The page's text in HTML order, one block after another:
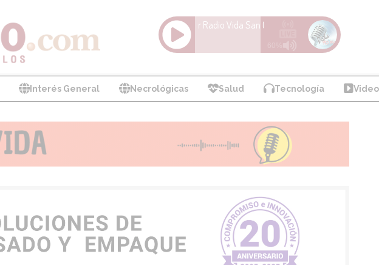
Interés General Necrológicas Salud Tecnología